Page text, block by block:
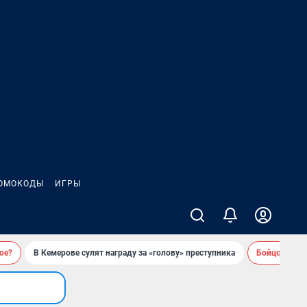
ИГРЫ
В Кемерове сулят награду за «голову» преступника Бойцовский